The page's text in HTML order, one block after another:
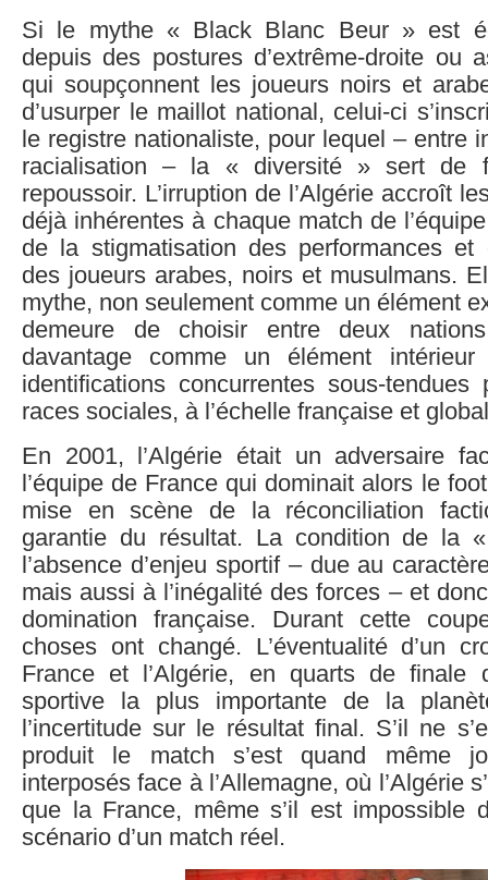
Si le mythe « Black Blanc Beur » est
depuis des postures d’extrême-droite ou
qui soupçonnent les joueurs noirs et
d’usurper le maillot national, celui-ci
le registre nationaliste, pour lequel – entre
racialisation – la « diversité » sert de
repoussoir. L’irruption de l’Algérie accroît
déjà inhérentes à chaque match de
de la stigmatisation des performances et
des joueurs arabes, noirs et musulmans.
mythe, non seulement comme un élément
demeure de choisir entre deux
davantage comme un élément
identifications concurrentes sous-
races sociales, à l’échelle française et
En 2001, l’Algérie était un adversaire
l’équipe de France qui dominait alors le
mise en scène de la réconciliation
garantie du résultat. La condition de la
l’absence d’enjeu sportif – due au
mais aussi à l’inégalité des forces – et
domination française. Durant cette
choses ont changé. L’éventualité d’un
France et l’Algérie, en quarts de finale
sportive la plus importante de la
l’incertitude sur le résultat final. S’il ne
produit le match s’est quand même
interposés face à l’Allemagne, où l’Algérie
que la France, même s’il est impossible
scénario d’un match réel.